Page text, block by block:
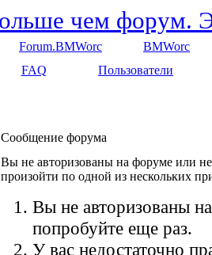
Forum.BMWorc
BMWorc
FAQ Пользователи
Сообщение форума
Вы не авторизованы на форуме или
произойти по одной из нескольких
Вы не авторизованы
попробуйте еще раз.
У вас недостаточно